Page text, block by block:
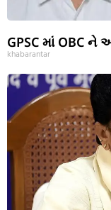
GPSC માં OBC
khabarantar